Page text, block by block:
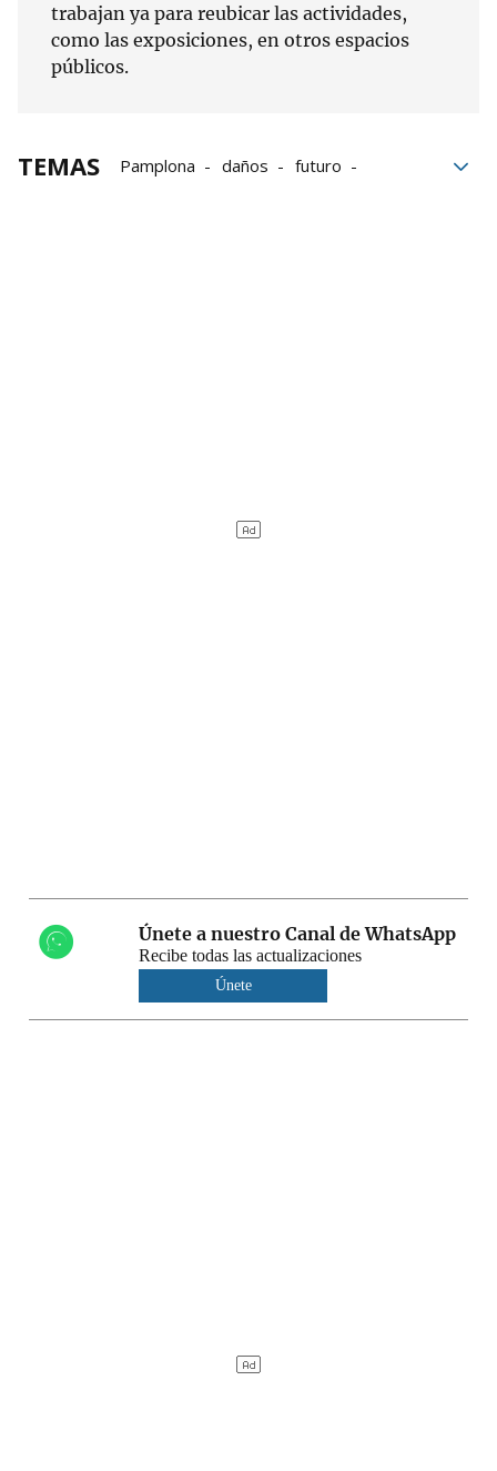
trabajan ya para reubicar las actividades,
como las exposiciones, en otros espacios
públicos.
TEMAS Pamplona daños
futuro
Únete a nuestro Canal de WhatsApp
Recibe todas las actualizaciones
Únete